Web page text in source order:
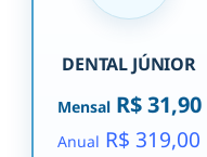
DENTAL JÚNIOR
MensalR$ 31,90
Anual R$ 319,00